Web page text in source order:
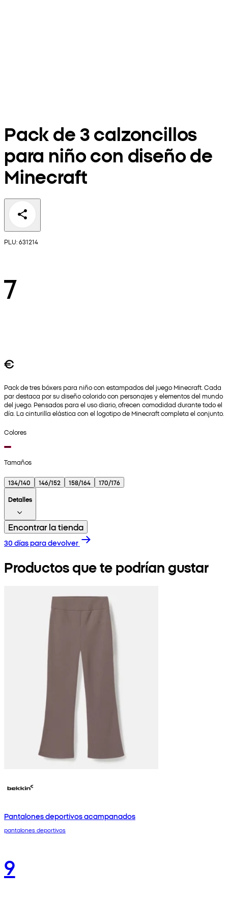
Pack de 3 calzoncillos
para niño con diseño de
Minecraft
PLU: 631214
7
€
Pack de tres bóxers para niño con estampados del juego Minecraft. Cada
par destaca por su diseño colorido con personajes y elementos del mundo
del juego. Pensados para el uso diario, ofrecen comodidad durante todo el
día. La cinturilla elástica con el logotipo de Minecraft completa el conjunto.
Colores
Tamaños
134/140 146/152 158/164
170/176
Detalles
Encontrar la tienda
30 días para devolver
Productos que te podrían gustar
Pantalones deportivos acampanados
pantalones deportivos
9